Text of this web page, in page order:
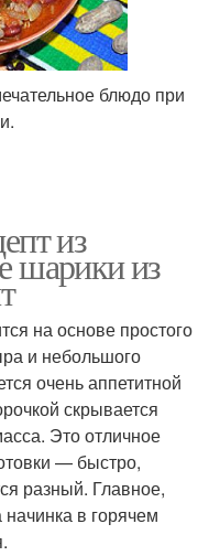
блюдо при
из
шарики из
на основе простого
и небольшого
очень аппетитной
скрывается
Это отличное
— быстро,
разный. Главное,
в горячем